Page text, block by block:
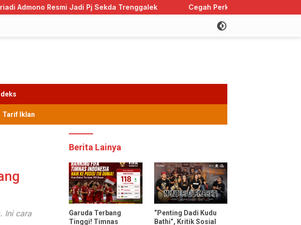
Jadi Pj Sekda Trenggalek Cegah Perkawinan Anak, Trenggalek Sabet
Tarif Iklan
Ini cara
Berita Lainya
Garuda Terbang
Tinggi! Timnas
“Penting Dadi Kudu
Bathi”, Kritik Sosial